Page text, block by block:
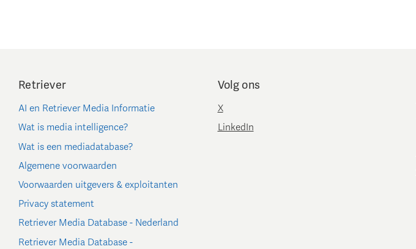
Retriever
AI en Retriever Media Informatie
Wat is media intelligence?
Wat is een mediadatabase?
Algemene voorwaarden
Voorwaarden uitgevers & exploitanten
Privacy statement
Retriever Media Database - Nederland
Retriever Media Database -
Volg ons
X
LinkedIn